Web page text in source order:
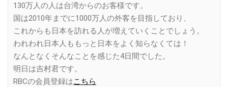
130万人の人は台湾からのお客様です。
国は2010年までに1000万人の外客を目指しており、
これからも日本を訪れる人が増えていくことでしょう。
われわれ日本人ももっと日本をよく知らなくては！
なんとなくそんなことを感じた4日間でした。
明日は吉村君です。
RBCの会員登録はこちら